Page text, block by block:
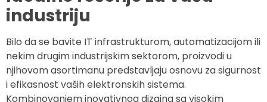
industriju
Bilo da se bavite IT infrastrukturom, automatizacijom ili
nekim drugim industrijskim sektorom, proizvodi u
njihovom asortimanu predstavljaju osnovu za sigurnost
i efikasnost vaših elektronskih sistema.
Kombinovanjem inovativnog dizajna sa visokim